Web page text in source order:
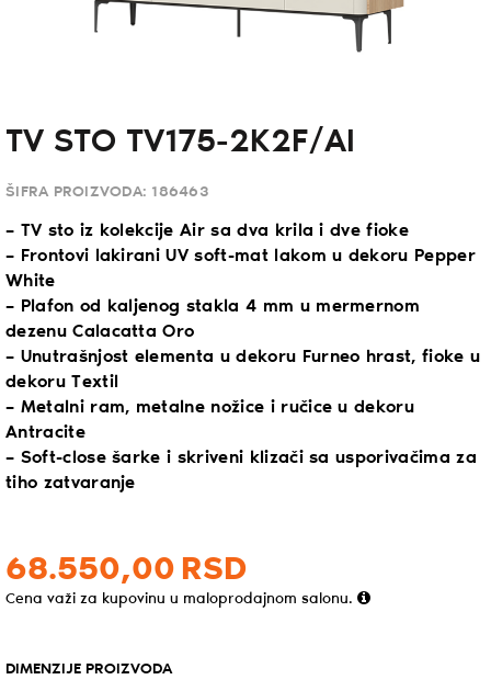
TV STO TV175-2K2F/AI
ŠIFRA PROIZVODA: 186463
– TV sto iz kolekcije Air sa dva krila i dve fioke
– Frontovi lakirani UV soft-mat lakom u dekoru Pepper
White
– Plafon od kaljenog stakla 4 mm u mermernom
dezenu Calacatta Oro
– Unutrašnjost elementa u dekoru Furneo hrast, fioke u
dekoru Textil
– Metalni ram, metalne nožice i ručice u dekoru
Antracite
– Soft-close šarke i skriveni klizači sa usporivačima za
tiho zatvaranje
68.550,00 RSD
Cena važi za kupovinu u maloprodajnom salonu.
DIMENZIJE PROIZVODA